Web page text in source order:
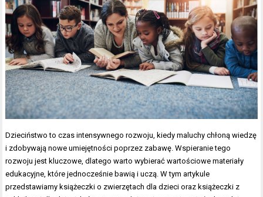
Dzieciństwo to czas intensywnego rozwoju, kiedy maluchy chłoną wiedzę
i zdobywają nowe umiejętności poprzez zabawę. Wspieranie tego
rozwoju jest kluczowe, dlatego warto wybierać wartościowe materiały
edukacyjne, które jednocześnie bawią i uczą. W tym artykule
przedstawiamy książeczki o zwierzętach dla dzieci oraz książeczki z